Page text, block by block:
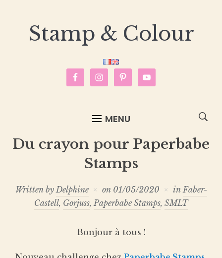
Stamp & Colour
MENU
Du crayon pour Paperbabe
Stamps
Written byDelphine on 01/05/2020 inFaber-
Castell, Gorjuss, Paperbabe Stamps, SMLT
Bonjour à tous !